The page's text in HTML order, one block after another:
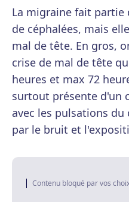
La migraine fait partie
de céphalées, mais
mal de tête. En gros,
crise de mal de tête
heures et max 72
surtout présente d'un
avec les pulsations
par le bruit et
Contenu bloqué par vos